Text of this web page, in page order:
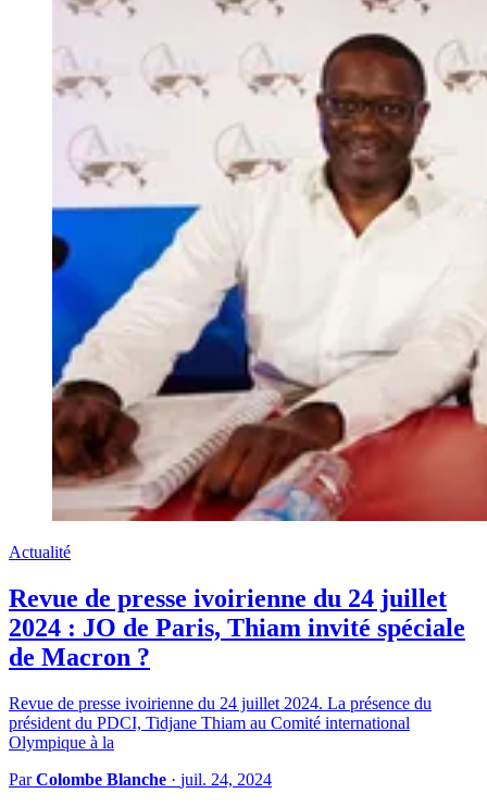
Actualité
Revue de presse ivoirienne du 24 juillet
2024 : JO de Paris, Thiam invité spéciale
de Macron ?
Revue de presse ivoirienne du 24 juillet 2024. La présence du
président du PDCI, Tidjane Thiam au Comité international
Olympique à la
ParColombe Blanche · juil. 24, 2024